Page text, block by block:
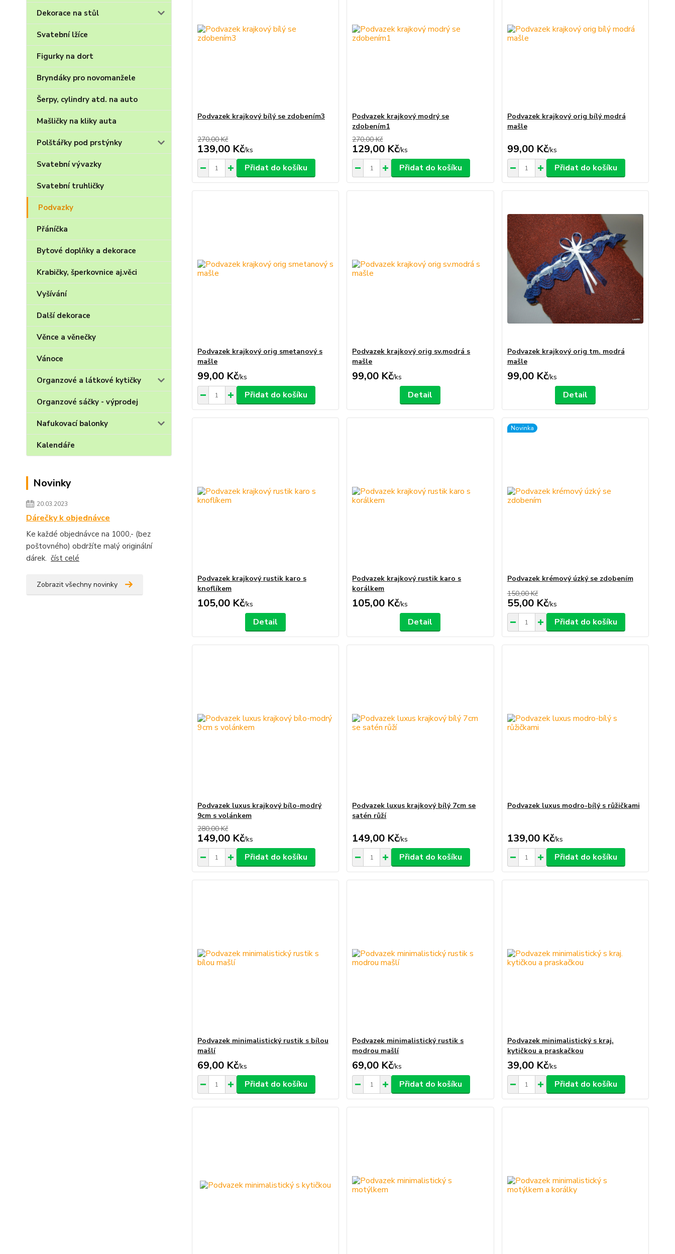
Dekorace na stůl
Svatební lžíce
Figurky na dort
Bryndáky pro novomanžele
Šerpy, cylindry atd. na auto
Mašličky na kliky auta
Polštářky pod prstýnky
Svatební vývazky
Svatební truhličky
Podvazky
Přáníčka
Bytové doplňky a dekorace
Krabičky, šperkovnice aj.věci
Vyšívání
Další dekorace
Věnce a věnečky
Vánoce
Organzové a látkové kytičky
Organzové sáčky - výprodej
Nafukovací balonky
Kalendáře
Novinky
20.03.2023
Dárečky k objednávce
Ke každé objednávce na 1000,- (bez
poštovného) obdržíte malý originální
dárek. číst celé
Zobrazit všechny novinky
Podvazek krajkový bílý se zdobením3
270,00 Kč
139,00 Kč/ks
Přidat do košíku
Podvazek krajkový modrý se
zdobením1
270,00 Kč
129,00 Kč/ks
Přidat do košíku
Podvazek krajkový orig bílý modrá
mašle
99,00 Kč/ks
Přidat do košíku
Podvazek krajkový orig smetanový s
mašle
99,00 Kč/ks
Přidat do košíku
Podvazek krajkový orig sv.modrá s
mašle
99,00 Kč/ks
Detail
Podvazek krajkový orig tm. modrá
mašle
99,00 Kč/ks
Detail
Podvazek krajkový rustik karo s
knoflíkem
105,00 Kč/ks
Detail
Podvazek krajkový rustik karo s
korálkem
105,00 Kč/ks
Detail
Novinka
Podvazek krémový úzký se zdobením
150,00 Kč
55,00 Kč/ks
Přidat do košíku
Podvazek luxus krajkový bílo-modrý
9cm s volánkem
280,00 Kč
149,00 Kč/ks
Přidat do košíku
Podvazek luxus krajkový bílý 7cm se
satén růží
149,00 Kč/ks
Přidat do košíku
Podvazek luxus modro-bílý s růžičkami
139,00 Kč/ks
Přidat do košíku
Podvazek minimalistický rustik s bílou
mašlí
69,00 Kč/ks
Přidat do košíku
Podvazek minimalistický rustik s
modrou mašlí
69,00 Kč/ks
Přidat do košíku
Podvazek minimalistický s kraj.
kytičkou a praskačkou
39,00 Kč/ks
Přidat do košíku